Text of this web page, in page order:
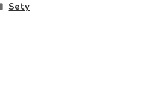
Sety